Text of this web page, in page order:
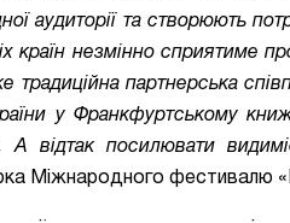
аудиторії та створюють
країн незмінно сприятиме
традиційна партнерська
у Франкфуртському
А відтак посилювати
Міжнародного фестивалю